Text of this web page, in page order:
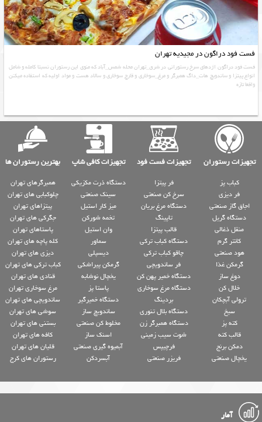
فست فود دراگون در مجیدیه تهران
فست فود دراگون اژدهای سرخ رستورانی در شرق_تهران محله شمس_آباد که منوی این رستوران نسبتا کامله و شامل
انواع پیتزا و ساندویچ هات_داگ همبرگر و مرغ_سوخاری و قارچ سوخاری و سالاد هست و مواد اولیه که استفاده میکنن
واقعا تازه
تجهیزات رستوران تجهیزات فست فود تجهیزات کافی شاپ بهترین رستوران ها
کباب پز
فر دیزی
اجاق گاز صنعتی
دستگاه گریل
منقل ذغالی
کانتر گرم
هود صنعتی
گرمکن غذا
دوغ ساز
خلال کن
ترولی آبچکان
سیخ
کته پز
قالب کته
دمکن برنج
یخچال صنعتی
فر پیتزا
سرخ کن صنعتی
دستگاه مرغ بریان
تاپینگ
قالب پیتزا
دستگاه کباب ترکی
چاقو کباب ترکی
فر ساندویچی
دستگاه خمیر پهن کن
دستگاه مرغ سوخاری
بردینگ
دستگاه بلال تنوری
دستگاه همبرگر زن
شوت سیب زمینی
فرچیپس
فریزر صنعتی
دستگاه ذرت مکزیکی
سینک صنعتی
میز کار استیل
تخمه شورکن
وان استیل
سماور
دیسپلی
گرمکن پیراشکی
یخچال نوشابه
پاستا پز
دستگاه خمیرگیر
ساندویچ ساز
مخلوط کن صنعتی
اسنک ساز
آبمیوه گیری صنعتی
آبسردکن
همبرگرهای تهران
چلوکبابی های تهران
پیتزاهای تهران
جگرکی های تهران
پاستاهای تهران
کله پاچه های تهران
دیزی های تهران
کباب ترکی های تهران
قنادی های تهران
مرغ سوخاری تهران
ساندویچی های تهران
سوشی های تهران
بستنی های تهران
کافه های تهران
قلیان های تهران
رستوران های کرج
آمار